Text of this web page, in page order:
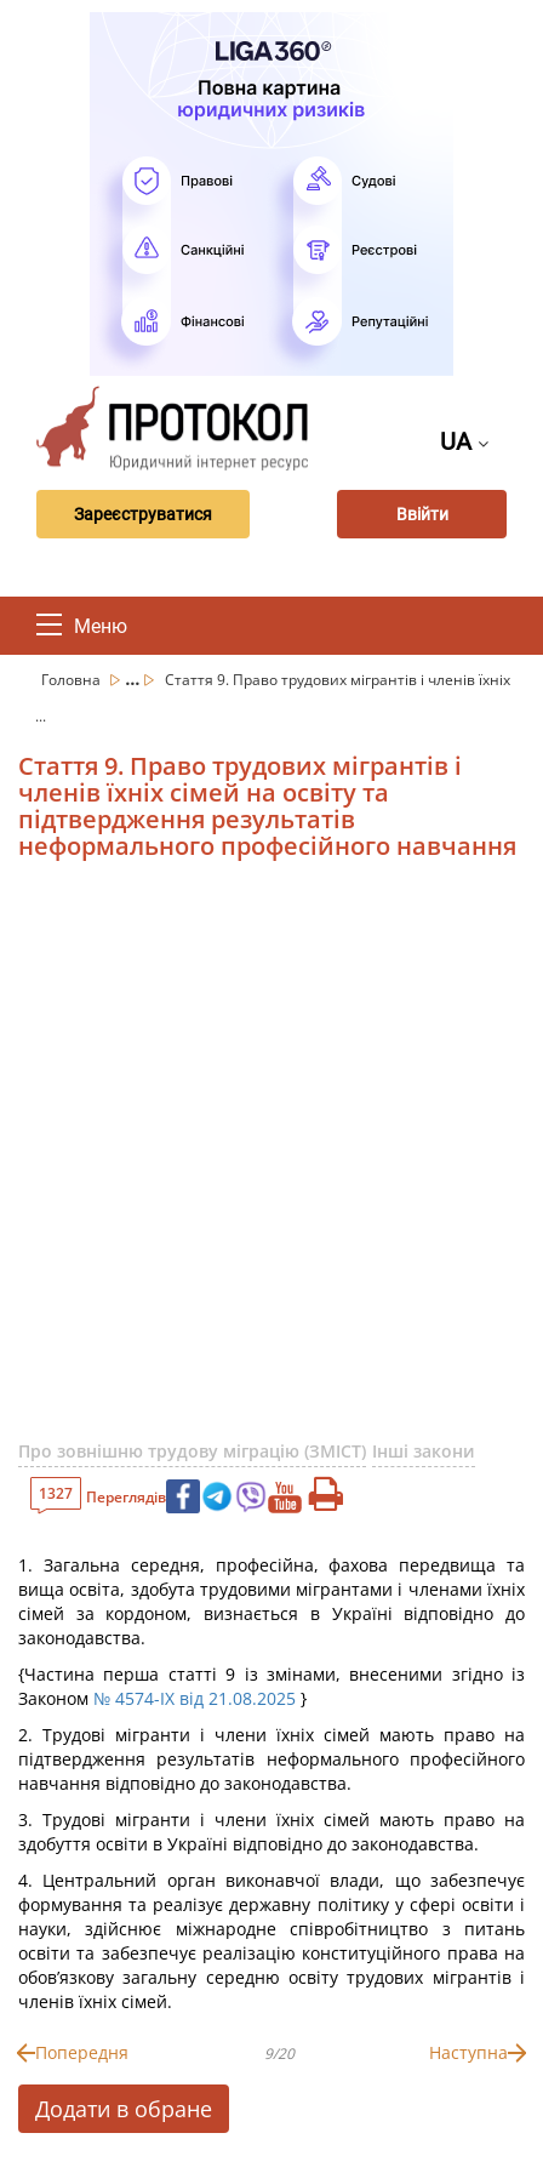
UA
Зареєструватися Ввійти
Меню
Головна ...
Стаття 9. Право трудових мігрантів і членів їхніх
...
Стаття 9. Право трудових мігрантів і
членів їхніх сімей на освіту та
підтвердження результатів
неформального професійного навчання
Про зовнішню трудову міграцію (ЗМІСТ) Інші закони
1327 Переглядів
1. Загальна середня, професійна, фахова передвища та
вища освіта, здобута трудовими мігрантами і членами їхніх
сімей за кордоном, визнається в Україні відповідно до
законодавства.
{Частина перша статті 9 із змінами, внесеними згідно із
Законом № 4574-IX від 21.08.2025 }
2. Трудові мігранти і члени їхніх сімей мають право на
підтвердження результатів неформального професійного
навчання відповідно до законодавства.
3. Трудові мігранти і члени їхніх сімей мають право на
здобуття освіти в Україні відповідно до законодавства.
4. Центральний орган виконавчої влади, що забезпечує
формування та реалізує державну політику у сфері освіти і
науки, здійснює міжнародне співробітництво з питань
освіти та забезпечує реалізацію конституційного права на
обов’язкову загальну середню освіту трудових мігрантів і
членів їхніх сімей.
Попередня 9/20 Наступна
Додати в обране